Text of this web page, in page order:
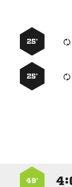
25’
25’
:
49’